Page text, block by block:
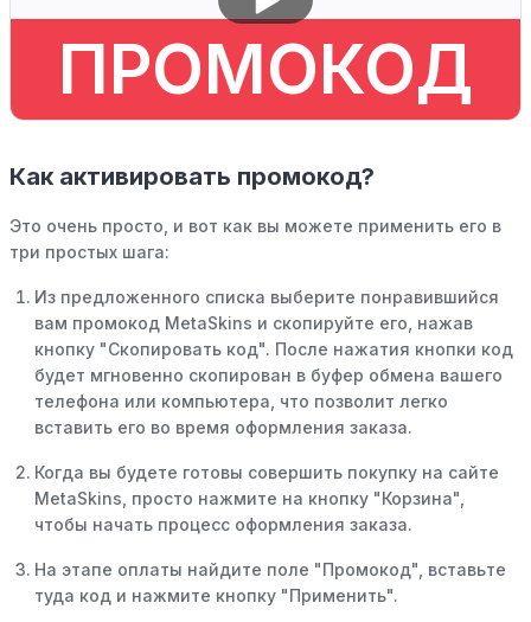
ПРОМОКОД
Как активировать промокод?
Это очень просто, и вот как вы можете применить его в
три простых шага:
Из предложенного списка выберите понравившийся
вам промокод MetaSkins и скопируйте его, нажав
кнопку "Скопировать код". После нажатия кнопки код
будет мгновенно скопирован в буфер обмена вашего
телефона или компьютера, что позволит легко
вставить его во время оформления заказа.
Когда вы будете готовы совершить покупку на сайте
MetaSkins, просто нажмите на кнопку "Корзина",
чтобы начать процесс оформления заказа.
На этапе оплаты найдите поле "Промокод", вставьте
туда код и нажмите кнопку "Применить".